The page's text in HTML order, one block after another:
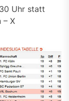
Uhr statt
– X